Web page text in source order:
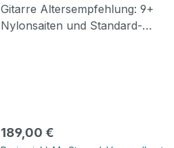
Gitarre Altersempfehlung: 9+
Nylonsaiten und Standard-
App. Im neuen Cutaway-Design
Specification Body: Basswood
Regulärer Preis:
189,00 €